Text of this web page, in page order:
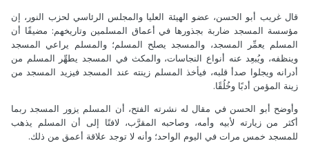
قال غريب أبو الحسن، عضو الهيئة العليا والمجلس الرئاسي لحزب النور، إن
مؤسسة المسجد ضاربة بجذورها في أعماق المسلمين وتاريخهم: مضيفًا أن
المسلم يعمِّر المسجد، والمسجد يصلح المسلم؛ والمسلم يراعي المسجد
وينظفه، ويُبعِد عنه أنواع النجاسات، والمكث في المسجد يطهِّر المسلم من
أدرانه ويجلوا صدأ قلبه، فيأخذ المسلم زينته عند المسجد فيزيد المسجد من
زينة المؤمن أدبًا وخُلُقًا.
وأوضح أبو الحسن في مقال له نشرته الفتح، أن المسلم يزور المسجد ربما
أكثر من زيارته لأبيه وأمه، وصاحبه المقرَّب، لافتًا إلى أن المسلم يذهب
للمسجد خمس مرات في اليوم الواحد؛ وأنه لا توجد علاقة أعمق من ذلك.